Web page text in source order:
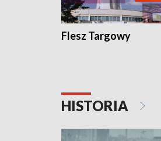
Flesz Targowy
HISTORIA